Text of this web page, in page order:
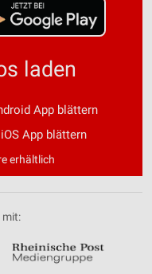
laden
App blättern
App blättern
erhältlich
mit: